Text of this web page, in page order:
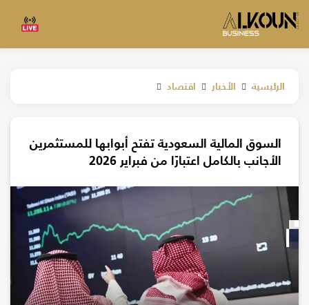
الرئيسية الأخبار اقتصاد
السوق المالية السعودية تفتح أبوابها للمستثمرين
الأجانب بالكامل اعتبارًا من فبراير 2026